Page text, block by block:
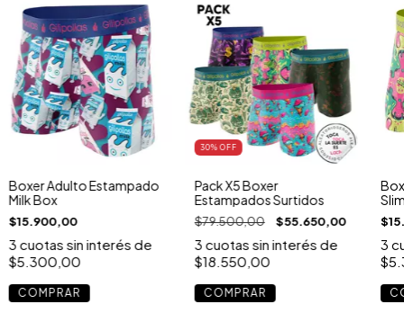
Boxer Adulto Estampado
Milk Box
$15.900,00
3 cuotas sin interés de
$5.300,00
COMPRAR
30% OFF
Pack X5 Boxer
Estampados Surtidos
$79.500,00 $55.650,00
3 cuotas sin interés de
$18.550,00
COMPRAR
3